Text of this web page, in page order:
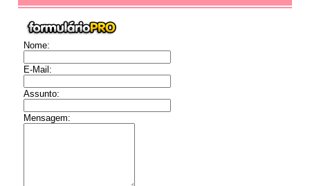
Nome:
E-Mail:
Assunto:
Mensagem: